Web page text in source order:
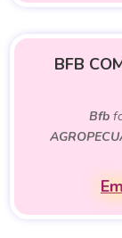
BFB
Bfb